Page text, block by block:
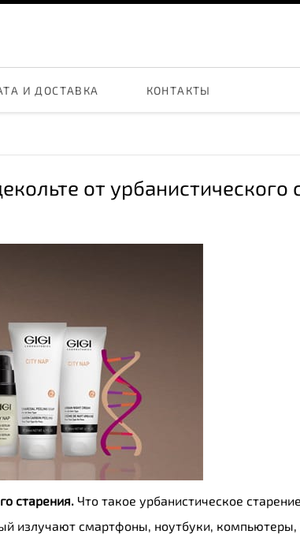
И ДОСТАВКА КОНТАКТЫ
от урбанистического
старения. Что такое урбанистическое
излучают смартфоны, ноутбуки,